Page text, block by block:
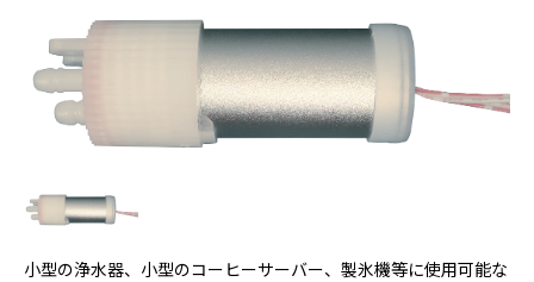
小型の浄水器、小型のコーヒーサーバー、製氷機等に使用可能な